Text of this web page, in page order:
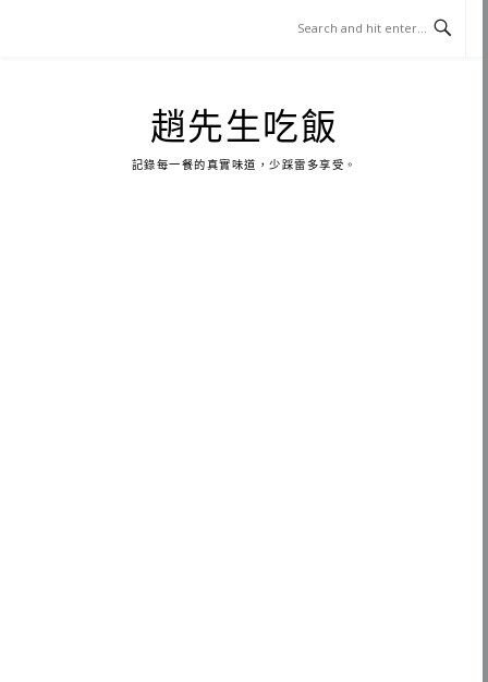
趙先生吃飯
記錄每一餐的真實味道，少踩雷多享受。